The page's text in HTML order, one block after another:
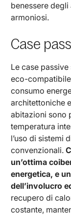
benessere
armoniosi.
Case
Le case
eco-
consumo
architettoniche
abitazioni sono
temperatura
l’uso di sistemi
convenzionali.
un’ottima
energetica, e
dell’involucro
recupero di
costante,